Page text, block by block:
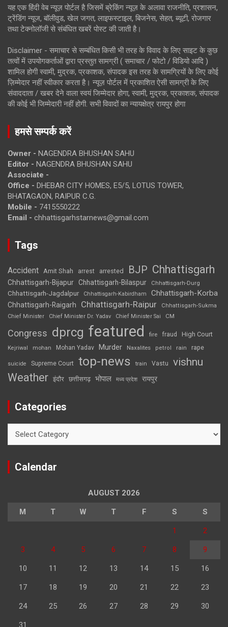
यह एक हिंदी वेब न्यूज़ पोर्टल है जिसमें ब्रेकिंग न्यूज़ के अलावा राजनीति, प्रशासन,
ट्रेंडिंग न्यूज, बॉलीवुड, खेल जगत, लाइफस्टाइल, बिजनेस, सेहत, ब्यूटी, रोजगार
तथा टेक्नोलॉजी से संबंधित खबरें पोस्ट की जाती है।
Disclaimer - समाचार से सम्बंधित किसी भी तरह के विवाद के लिए साइट के कुछ
तत्वों में उपयोगकर्ताओं द्वारा प्रस्तुत सामग्री ( समाचार / फोटो / विडियो आदि )
शामिल होगी स्वामी, मुद्रक, प्रकाशक, संपादक इस तरह के सामग्रियों के लिए कोई
ज़िम्मेदार नहीं स्वीकार करता है। न्यूज़ पोर्टल में प्रकाशित ऐसी सामग्री के लिए
संवाददाता / खबर देने वाला स्वयं जिम्मेदार होगा, स्वामी, मुद्रक, प्रकाशक, संपादक
की कोई भी जिम्मेदारी नहीं होगी. सभी विवादों का न्यायक्षेत्र रायपुर होगा
हमसे सम्पर्क करें
Owner - NAGENDRA BHUSHAN SAHU
Editor - NAGENDRA BHUSHAN SAHU
Associate -
Office - DHEBAR CITY HOMES, E5/5, LOTUS TOWER,
BHATAGAON, RAIPUR C.G.
Mobile - 7415550222
Email - chhattisgarhstarnews@gmail.com
Tags
Accident Amit Shah arrest arrested BJP Chhattisgarh
Chhattisgarh-Bijapur Chhattisgarh-Bilaspur Chhattisgarh-Durg
Chhattisgarh-Jagdalpur Chhattisgarh-Kabirdham Chhattisgarh-Korba
Chhattisgarh-Raigarh Chhattisgarh-Raipur
Chhattisgarh-Sukma
Chief Minister
Chief Minister Dr. Yadav Chief Minister Sai CM
Congress dprcg featured fire fraud High Court
Kejriwal mohan Mohan Yadav Murder Naxalites petrol rain rape
suicide Supreme Court top-news train Vastu vishnu
Weather इंदौर छत्तीसगढ़ भोपाल मध्य प्रदेश रायपुर
Categories
Calendar
AUGUST 2026
M T W T F S S
1 2
3 4 5 6 7 8 9
10 11 12 13 14 15 16
17 18 19 20 21 22 23
24 25 26 27 28 29 30
31